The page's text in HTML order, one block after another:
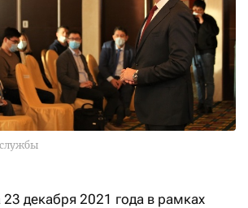
декабря 2021 года в рамках